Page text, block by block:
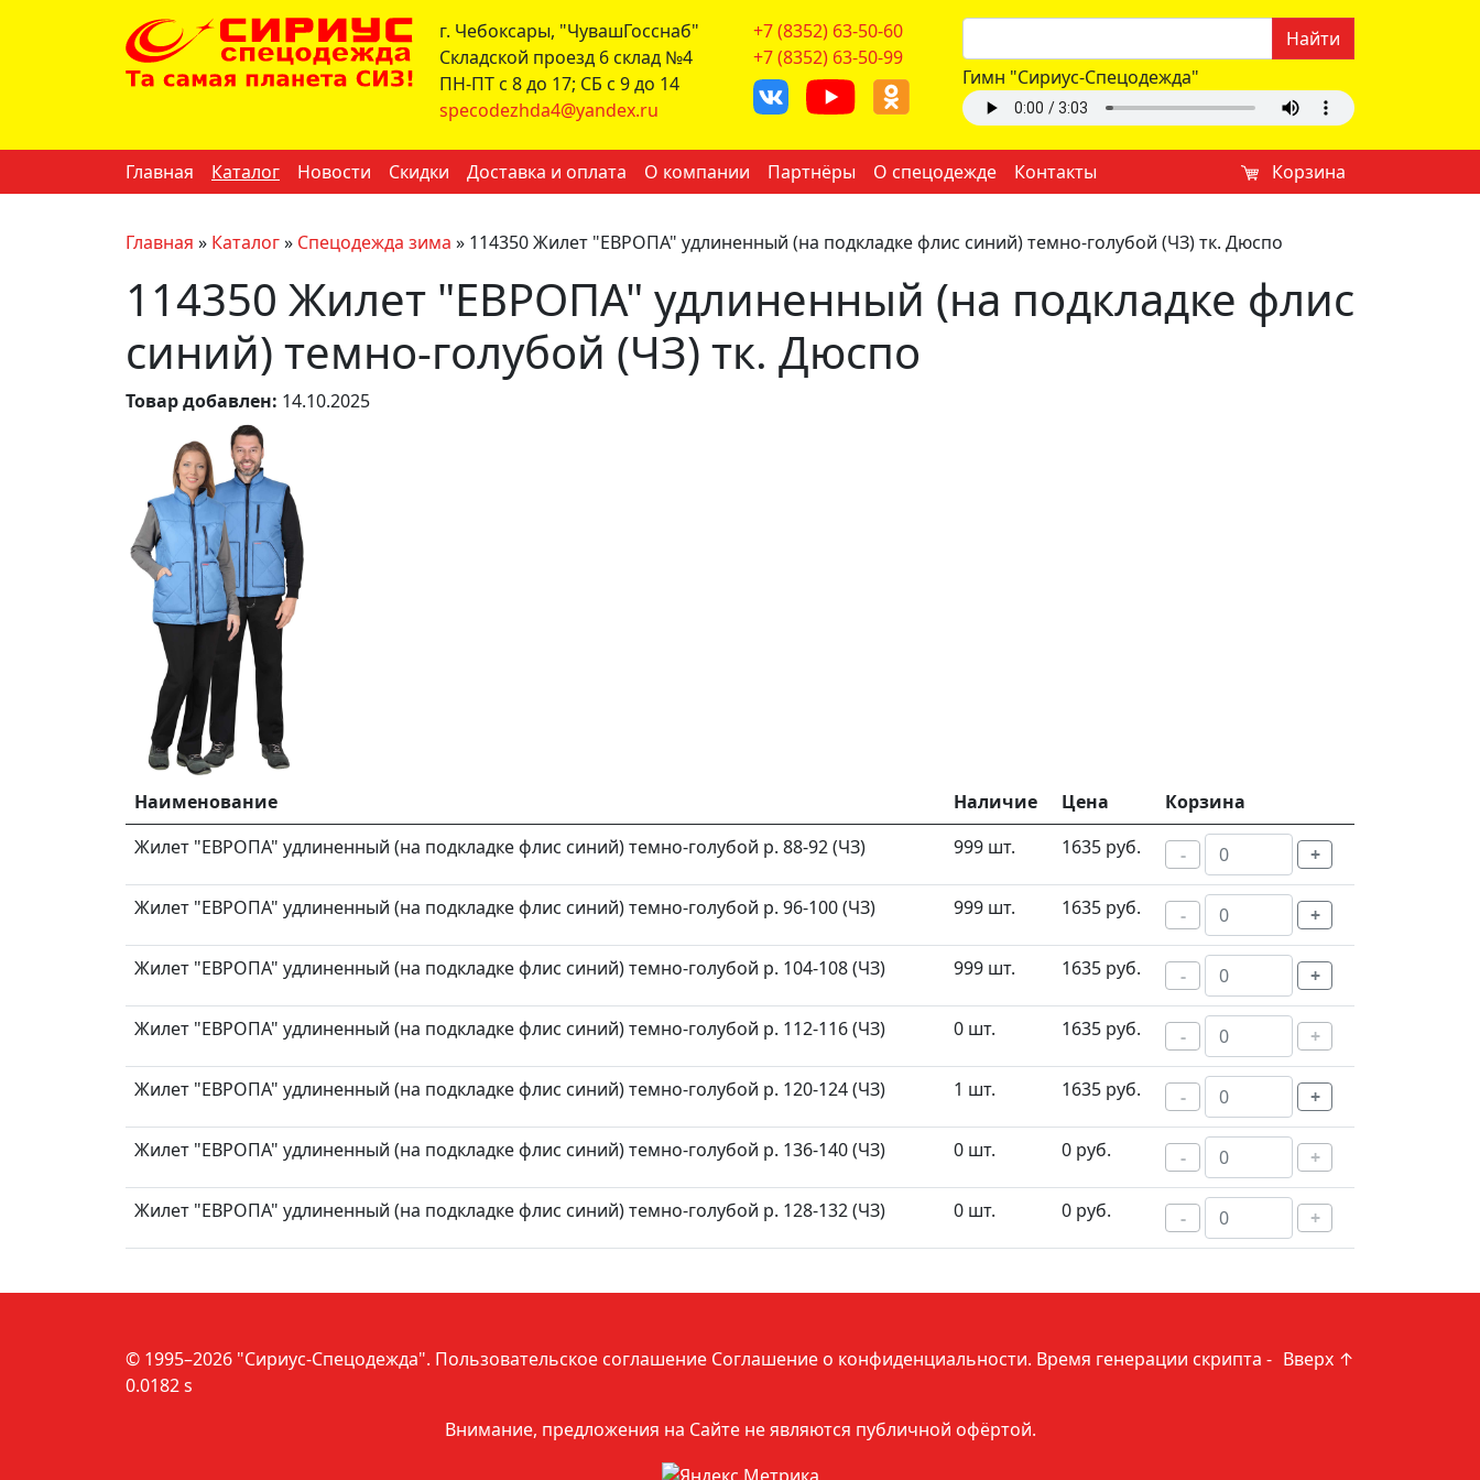
г. Чебоксары, "ЧувашГосснаб"
Складской проезд 6 склад №4
ПН-ПТ с 8 до 17; СБ с 9 до 14
specodezhda4@yandex.ru
+7 (8352) 63-50-60
+7 (8352) 63-50-99
Найти
Гимн "Сириус-Спецодежда"
Главная Каталог Новости Скидки Доставка и оплата О компании Партнёры О спецодежде Контакты Корзина
Главная » Каталог» Спецодежда зима » 114350 Жилет "ЕВРОПА" удлиненный (на подкладке флис синий) темно-голубой (ЧЗ) тк. Дюспо
114350 Жилет "ЕВРОПА" удлиненный (на подкладке флис
синий) темно-голубой (ЧЗ) тк. Дюспо
Товар добавлен: 14.10.2025
Наименование Наличие Цена
Корзина
Жилет "ЕВРОПА" удлиненный (на подкладке флис синий) темно-голубой р. 88-92 (ЧЗ)
999 шт. 1635 руб. - +
Жилет "ЕВРОПА" удлиненный (на подкладке флис синий) темно-голубой р. 96-100 (ЧЗ) 999 шт. 1635 руб. - +
Жилет "ЕВРОПА" удлиненный (на подкладке флис синий) темно-голубой р. 104-108 (ЧЗ) 999 шт. 1635 руб. - +
Жилет "ЕВРОПА" удлиненный (на подкладке флис синий) темно-голубой р. 112-116 (ЧЗ) 0 шт. 1635 руб. - +
Жилет "ЕВРОПА" удлиненный (на подкладке флис синий) темно-голубой р. 120-124 (ЧЗ) 1 шт. 1635 руб. - +
Жилет "ЕВРОПА" удлиненный (на подкладке флис синий) темно-голубой р. 136-140 (ЧЗ) 0 шт. 0 руб. - +
Жилет "ЕВРОПА" удлиненный (на подкладке флис синий) темно-голубой р. 128-132 (ЧЗ) 0 шт. 0 руб. - +
Вверх ↑
© 1995–2026 "Сириус-Спецодежда". Пользовательское соглашение Соглашение о конфиденциальности. Время генерации скрипта -
0.0182 s
Внимание, предложения на Сайте не являются публичной офёртой.